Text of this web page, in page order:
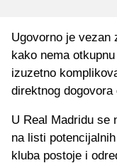
Ugovorno je vezan
kako nema
izuzetno
direktnog dogovora
U Real Madridu se
na listi
kluba postoje i